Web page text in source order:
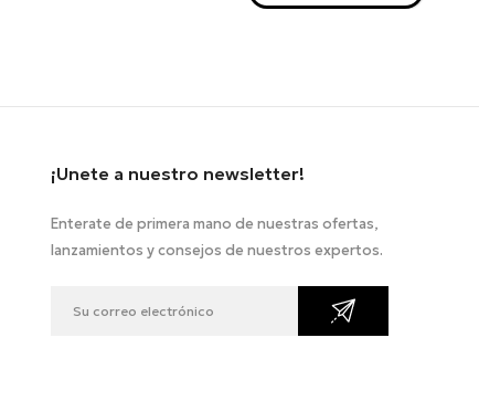
¡Unete a nuestro newsletter!
Enterate de primera mano de nuestras ofertas,
lanzamientos y consejos de nuestros expertos.